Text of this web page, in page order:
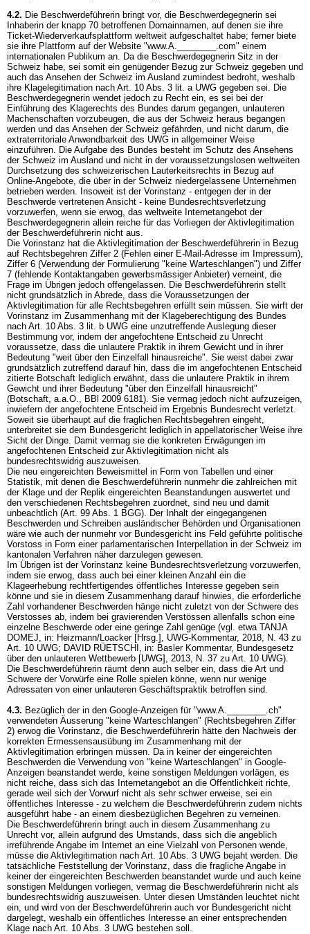
4.2. Die Beschwerdeführerin bringt vor, die Beschwerdegegnerin sei
Inhaberin der knapp 70 betroffenen Domainnamen, auf denen sie ihre
Ticket-Wiederverkaufsplattform weltweit aufgeschaltet habe; ferner biete
sie ihre Plattform auf der Website "www.A.________.com" einem
internationalen Publikum an. Da die Beschwerdegegnerin Sitz in der
Schweiz habe, sei somit ein genügender Bezug zur Schweiz gegeben und
auch das Ansehen der Schweiz im Ausland zumindest bedroht, weshalb
ihre Klagelegitimation nach Art. 10 Abs. 3 lit. a UWG gegeben sei. Die
Beschwerdegegnerin wendet jedoch zu Recht ein, es sei bei der
Einführung des Klagerechts des Bundes darum gegangen, unlauteren
Machenschaften vorzubeugen, die aus der Schweiz heraus begangen
werden und das Ansehen der Schweiz gefährden, und nicht darum, die
extraterritoriale Anwendbarkeit des UWG in allgemeiner Weise
einzuführen. Die Aufgabe des Bundes besteht im Schutz des Ansehens
der Schweiz im Ausland und nicht in der voraussetzungslosen weltweiten
Durchsetzung des schweizerischen Lauterkeitsrechts in Bezug auf
Online-Angebote, die über in der Schweiz niedergelassene Unternehmen
betrieben werden. Insoweit ist der Vorinstanz - entgegen der in der
Beschwerde vertretenen Ansicht - keine Bundesrechtsverletzung
vorzuwerfen, wenn sie erwog, das weltweite Internetangebot der
Beschwerdegegnerin allein reiche für das Vorliegen der Aktivlegitimation
der Beschwerdeführerin nicht aus.
Die Vorinstanz hat die Aktivlegitimation der Beschwerdeführerin in Bezug
auf Rechtsbegehren Ziffer 2 (Fehlen einer E-Mail-Adresse im Impressum),
Ziffer 6 (Verwendung der Formulierung "keine Warteschlangen") und Ziffer
7 (fehlende Kontaktangaben gewerbsmässiger Anbieter) verneint, die
Frage im Übrigen jedoch offengelassen. Die Beschwerdeführerin stellt
nicht grundsätzlich in Abrede, dass die Voraussetzungen der
Aktivlegitimation für alle Rechtsbegehren erfüllt sein müssen. Sie wirft der
Vorinstanz im Zusammenhang mit der Klageberechtigung des Bundes
nach Art. 10 Abs. 3 lit. b UWG eine unzutreffende Auslegung dieser
Bestimmung vor, indem der angefochtene Entscheid zu Unrecht
voraussetze, dass die unlautere Praktik in ihrem Gewicht und in ihrer
Bedeutung "weit über den Einzelfall hinausreiche". Sie weist dabei zwar
grundsätzlich zutreffend darauf hin, dass die im angefochtenen Entscheid
zitierte Botschaft lediglich erwähnt, dass die unlautere Praktik in ihrem
Gewicht und ihrer Bedeutung "über den Einzelfall hinausreicht"
(Botschaft, a.a.O., BBl 2009 6181). Sie vermag jedoch nicht aufzuzeigen,
inwiefern der angefochtene Entscheid im Ergebnis Bundesrecht verletzt.
Soweit sie überhaupt auf die fraglichen Rechtsbegehren eingeht,
unterbreitet sie dem Bundesgericht lediglich in appellatorischer Weise ihre
Sicht der Dinge. Damit vermag sie die konkreten Erwägungen im
angefochtenen Entscheid zur Aktivlegitimation nicht als
bundesrechtswidrig auszuweisen.
Die neu eingereichten Beweismittel in Form von Tabellen und einer
Statistik, mit denen die Beschwerdeführerin nunmehr die zahlreichen mit
der Klage und der Replik eingereichten Beanstandungen auswertet und
den verschiedenen Rechtsbegehren zuordnet, sind neu und damit
unbeachtlich (Art. 99 Abs. 1 BGG). Der Inhalt der eingegangenen
Beschwerden und Schreiben ausländischer Behörden und Organisationen
wäre wie auch der nunmehr vor Bundesgericht ins Feld geführte politische
Vorstoss in Form einer parlamentarischen Interpellation in der Schweiz im
kantonalen Verfahren näher darzulegen gewesen.
Im Übrigen ist der Vorinstanz keine Bundesrechtsverletzung vorzuwerfen,
indem sie erwog, dass auch bei einer kleinen Anzahl ein die
Klageerhebung rechtfertigendes öffentliches Interesse gegeben sein
könne und sie in diesem Zusammenhang darauf hinwies, die erforderliche
Zahl vorhandener Beschwerden hänge nicht zuletzt von der Schwere des
Verstosses ab, indem bei gravierenden Verstössen allenfalls schon eine
einzelne Beschwerde oder eine geringe Zahl genüge (vgl. etwa TANJA
DOMEJ, in: Heizmann/Loacker [Hrsg.], UWG-Kommentar, 2018, N. 43 zu
Art. 10 UWG; DAVID RÜETSCHI, in: Basler Kommentar, Bundesgesetz
über den unlauteren Wettbewerb [UWG], 2013, N. 37 zu Art. 10 UWG).
Die Beschwerdeführerin räumt denn auch selber ein, dass die Art und
Schwere der Vorwürfe eine Rolle spielen könne, wenn nur wenige
Adressaten von einer unlauteren Geschäftspraktik betroffen sind.
4.3. Bezüglich der in den Google-Anzeigen für "www.A.________.ch"
verwendeten Äusserung "keine Warteschlangen" (Rechtsbegehren Ziffer
2) erwog die Vorinstanz, die Beschwerdeführerin hätte den Nachweis der
korrekten Ermessensausübung im Zusammenhang mit der
Aktivlegitimation erbringen müssen. Da in keiner der eingereichten
Beschwerden die Verwendung von "keine Warteschlangen" in Google-
Anzeigen beanstandet werde, keine sonstigen Meldungen vorlägen, es
nicht reiche, dass sich das Internetangebot an die Öffentlichkeit richte,
gerade weil sich der Vorwurf nicht als sehr schwer erweise, sei ein
öffentliches Interesse - zu welchem die Beschwerdeführerin zudem nichts
ausgeführt habe - an einem diesbezüglichen Begehren zu verneinen.
Die Beschwerdeführerin bringt auch in diesem Zusammenhang zu
Unrecht vor, allein aufgrund des Umstands, dass sich die angeblich
irreführende Angabe im Internet an eine Vielzahl von Personen wende,
müsse die Aktivlegitimation nach Art. 10 Abs. 3 UWG bejaht werden. Die
tatsächliche Feststellung der Vorinstanz, dass die fragliche Angabe in
keiner der eingereichten Beschwerden beanstandet wurde und auch keine
sonstigen Meldungen vorliegen, vermag die Beschwerdeführerin nicht als
bundesrechtswidrig auszuweisen. Unter diesen Umständen leuchtet nicht
ein, und wird von der Beschwerdeführerin auch vor Bundesgericht nicht
dargelegt, weshalb ein öffentliches Interesse an einer entsprechenden
Klage nach Art. 10 Abs. 3 UWG bestehen soll.